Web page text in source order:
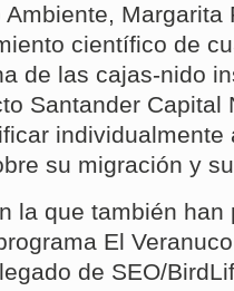
Margarita
científico de
de las cajas-nido
Santander Capital
individualmente
su migración y
la que también han
El
de SEO/